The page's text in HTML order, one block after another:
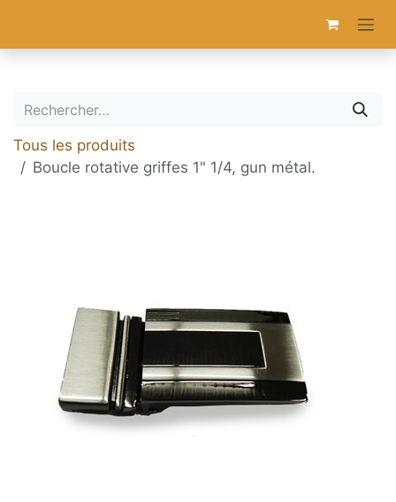
Tous les produits
Boucle rotative griffes 1" 1/4, gun métal.